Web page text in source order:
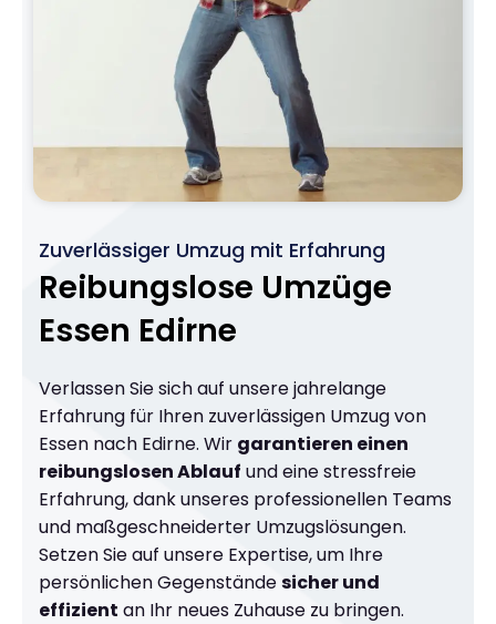
Zuverlässiger Umzug mit Erfahrung
Reibungslose Umzüge
Essen Edirne
Verlassen Sie sich auf unsere jahrelange
Erfahrung für Ihren zuverlässigen Umzug von
Essen nach Edirne. Wir garantieren einen
reibungslosen Ablauf und eine stressfreie
Erfahrung, dank unseres professionellen Teams
und maßgeschneiderter Umzugslösungen.
Setzen Sie auf unsere Expertise, um Ihre
persönlichen Gegenständesicher und
effizient an Ihr neues Zuhause zu bringen.